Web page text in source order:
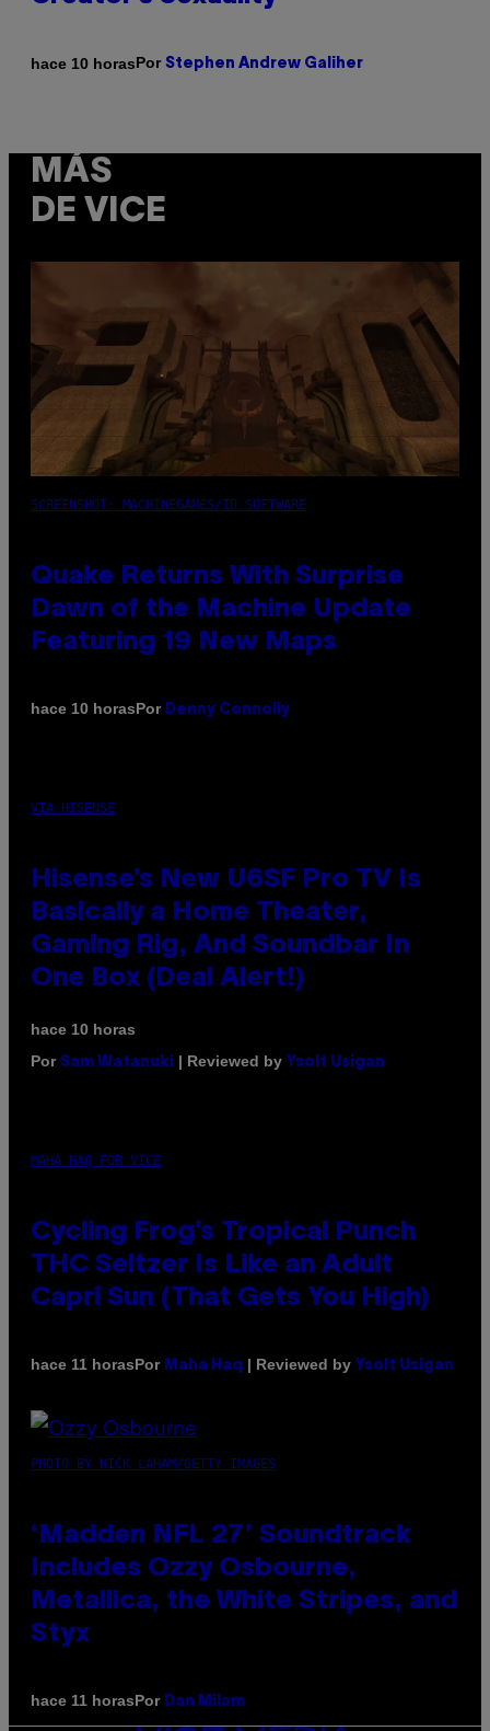
hace 10 horasPor Stephen Andrew Galiher
MÁS
DE VICE
SCREENSHOT: MACHINEGAMES/ID SOFTWARE
Quake Returns With Surprise
Dawn of the Machine Update
Featuring 19 New Maps
hace 10 horasPor Denny Connolly
VIA HISENSE
Hisense’s New U6SF Pro TV Is
Basically a Home Theater,
Gaming Rig, And Soundbar In
One Box (Deal Alert!)
hace 10 horas
Por Sam Watanuki | Reviewed by Ysolt Usigan
MAHA HAQ FOR VICE
Cycling Frog’s Tropical Punch
THC Seltzer Is Like an Adult
Capri Sun (That Gets You High)
hace 11 horasPor Maha Haq | Reviewed by Ysolt Usigan
PHOTO BY NICK LAHAM/GETTY IMAGES
‘Madden NFL 27’ Soundtrack
Includes Ozzy Osbourne,
Metallica, the White Stripes, and
Styx
hace 11 horasPor Dan Milam